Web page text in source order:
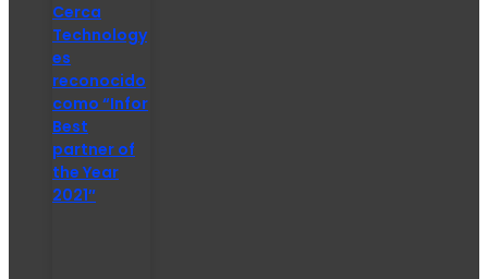
Cerca
Technology
es
reconocido
como “Infor
Best
partner of
the Year
2021″